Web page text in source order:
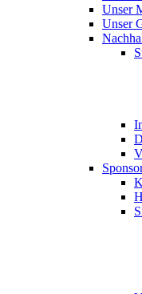
Unser
Unser